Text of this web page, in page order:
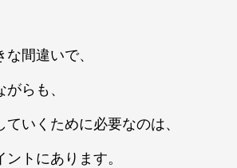
間違いで、
らも、
いくために必要なのは、
トにあります。